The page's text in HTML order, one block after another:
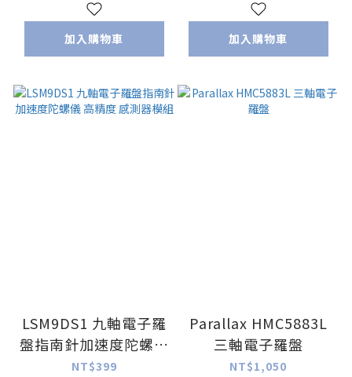
加入購物車 加入購物車
LSM9DS1 九軸電子羅
盤指南針加速度陀螺儀
高精度 感測器模組
NT$399
Parallax HMC5883L
三軸電子羅盤
NT$1,050